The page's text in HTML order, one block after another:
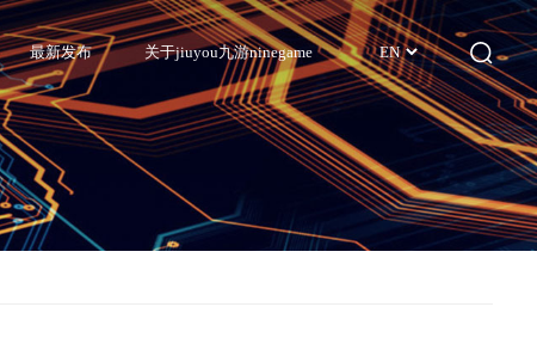
最新发布 关于jiuyou九游ninegame EN